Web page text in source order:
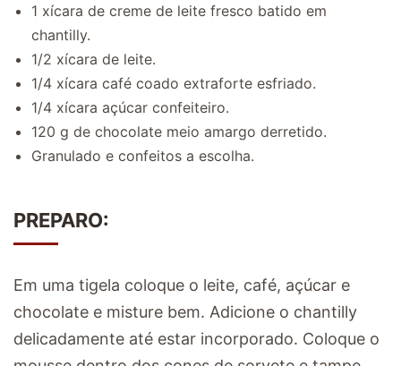
1 xícara de creme de leite fresco batido em
chantilly.
1/2 xícara de leite.
1/4 xícara café coado extraforte esfriado.
1/4 xícara açúcar confeiteiro.
120 g de chocolate meio amargo derretido.
Granulado e confeitos a escolha.
PREPARO:
Em uma tigela coloque o leite, café, açúcar e
chocolate e misture bem. Adicione o chantilly
delicadamente até estar incorporado. Coloque o